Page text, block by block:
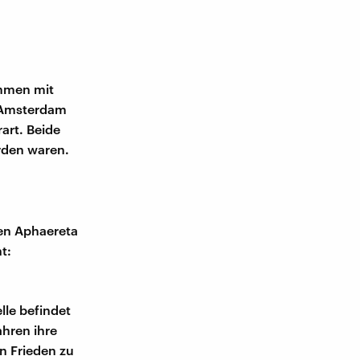
mit
Beide
waren.
Aphaereta
befindet
ihre
Frieden zu